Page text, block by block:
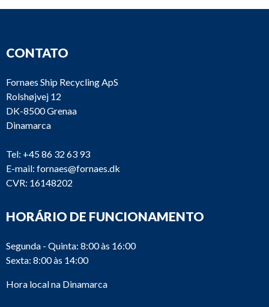
CONTATO
Fornaes Ship Recycling ApS
Rolshøjvej 12
DK-8500 Grenaa
Dinamarca
Tel: +45 86 32 63 93
E-mail: fornaes@fornaes.dk
CVR: 16148202
HORÁRIO DE FUNCIONAMENTO
Segunda - Quinta: 8:00 às 16:00
Sexta: 8:00 às 14:00
Hora local na Dinamarca